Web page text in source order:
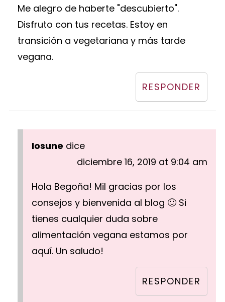
Me alegro de haberte "descubierto".
Disfruto con tus recetas. Estoy en
transición a vegetariana y más tarde
vegana.
RESPONDER
Iosune dice
diciembre 16, 2019 at 9:04 am
Hola Begoña! Mil gracias por los
consejos y bienvenida al blog 🙂 Si
tienes cualquier duda sobre
alimentación vegana estamos por
aquí. Un saludo!
RESPONDER